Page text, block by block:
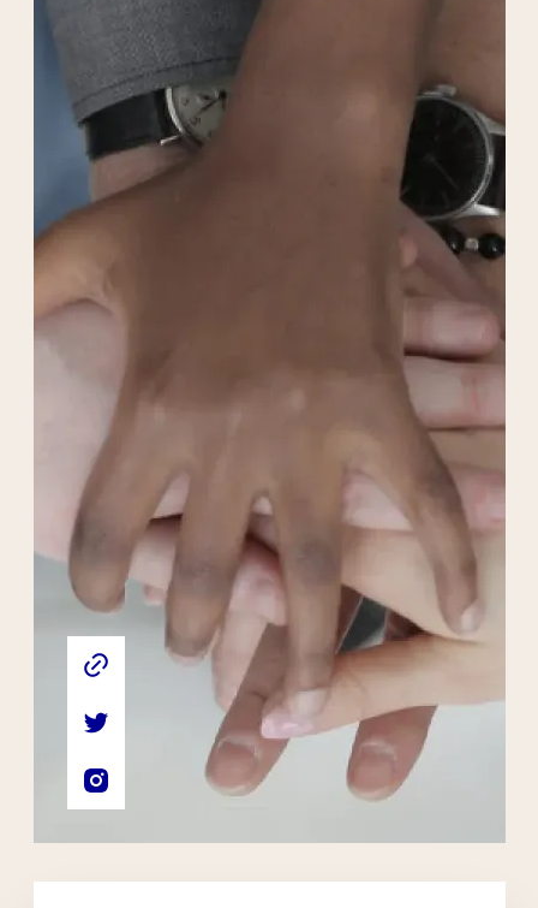
Liens externes de l'association
Site web de l'association
Compte Twitter de l'association
Compte Instagram de l'association